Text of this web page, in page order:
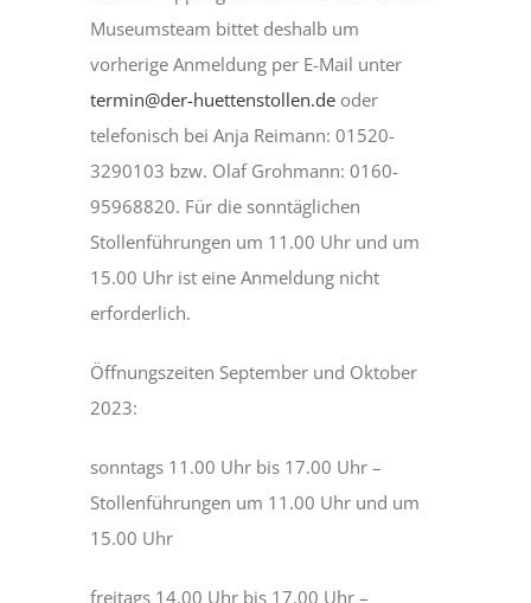
Museumsteam bittet deshalb um
vorherige Anmeldung per E-Mail unter
termin@der-huettenstollen.de oder
telefonisch bei Anja Reimann: 01520-
3290103 bzw. Olaf Grohmann: 0160-
95968820. Für die sonntäglichen
Stollenführungen um 11.00 Uhr und um
15.00 Uhr ist eine Anmeldung nicht
erforderlich.
Öffnungszeiten September und Oktober
2023:
sonntags 11.00 Uhr bis 17.00 Uhr –
Stollenführungen um 11.00 Uhr und um
15.00 Uhr
freitags 14.00 Uhr bis 17.00 Uhr –